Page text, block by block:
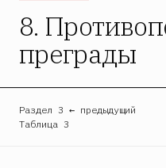
8.
преграды
Раздел 3 ← предыдущий
Таблица 3